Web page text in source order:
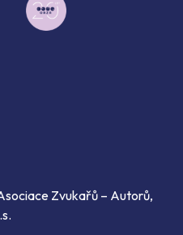
Zvukařů – Autorů,